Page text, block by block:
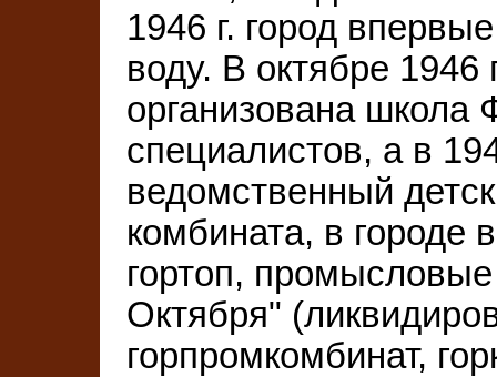
1946 г. город
воду. В октябре 1946
организована школа
специалистов, а в
ведомственный
комбината, в городе
гортоп,
Октября"
горпромкомбинат,